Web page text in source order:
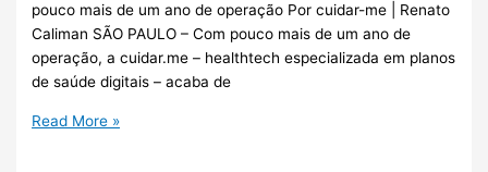
pouco mais de um ano de operação Por cuidar-me | Renato
Caliman SÃO PAULO – Com pouco mais de um ano de
operação, a cuidar.me – healthtech especializada em planos
de saúde digitais – acaba de
Read More »